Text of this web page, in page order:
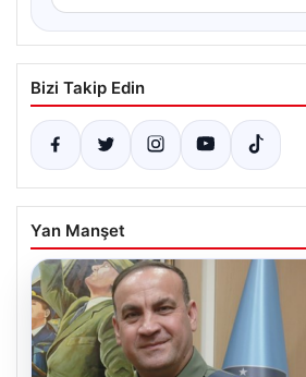
Bizi Takip Edin
Yan Manşet